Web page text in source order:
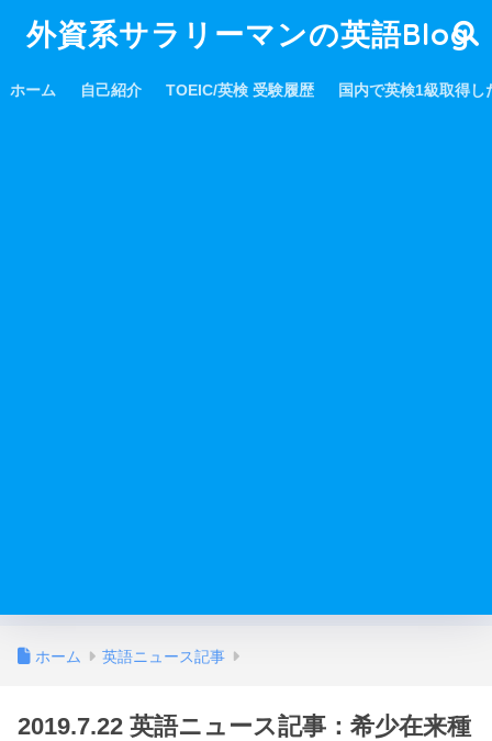
外資系サラリーマンの英語Blog
ホーム 自己紹介 TOEIC/英検 受験履歴 国内で英検1級取得し
ホーム 英語ニュース記事
2019.7.22 英語ニュース記事：希少在来種